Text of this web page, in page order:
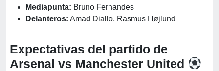
Mediapunta: Bruno Fernandes
Delanteros: Amad Diallo, Rasmus Højlund
Expectativas del partido de
Arsenal vs Manchester United